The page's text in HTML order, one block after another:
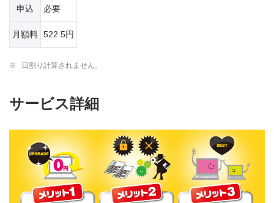
申込 必要
月額料 522.5円
※ 日割り計算されません。
サービス詳細